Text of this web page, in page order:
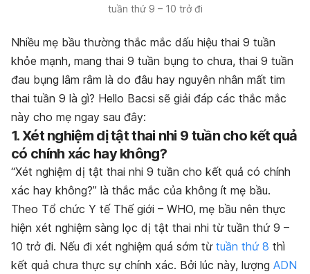
tuần thứ 9 – 10 trở đi
Nhiều mẹ bầu thường thắc mắc dấu hiệu thai 9 tuần
khỏe mạnh, mang thai 9 tuần bụng to chưa, thai 9 tuần
đau bụng lâm râm là do đâu hay nguyên nhân mất tim
thai tuần 9 là gì? Hello Bacsi sẽ giải đáp các thắc mắc
này cho mẹ ngay sau đây:
1. Xét nghiệm dị tật thai nhi 9 tuần cho kết quả
có chính xác hay không?
“Xét nghiệm dị tật thai nhi 9 tuần cho kết quả có chính
xác hay không?” là thắc mắc của không ít mẹ bầu.
Theo Tổ chức Y tế Thế giới – WHO, mẹ bầu nên thực
hiện xét nghiệm sàng lọc dị tật thai nhi từ tuần thứ 9 –
10 trở đi. Nếu đi xét nghiệm quá sớm từ tuần thứ 8 thì
kết quả chưa thực sự chính xác. Bởi lúc này, lượng ADN